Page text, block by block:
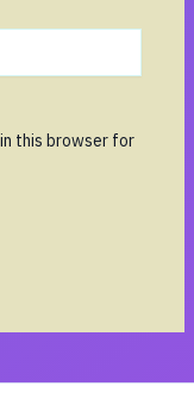
this browser for